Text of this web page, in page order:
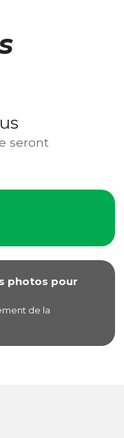
seront
photos pour
de la